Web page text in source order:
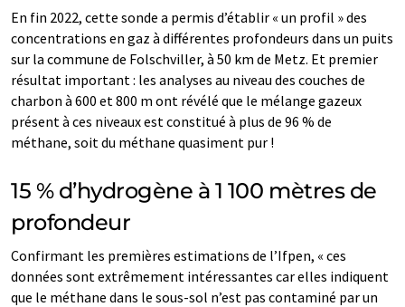
En fin 2022, cette sonde a permis d’établir « un profil » des
concentrations en gaz à différentes profondeurs dans un puits
sur la commune de Folschviller, à 50 km de Metz. Et premier
résultat important : les analyses au niveau des couches de
charbon à 600 et 800 m ont révélé que le mélange gazeux
présent à ces niveaux est constitué à plus de 96 % de
méthane, soit du méthane quasiment pur !
15 % d’hydrogène à 1 100 mètres de
profondeur
Confirmant les premières estimations de l’Ifpen, « ces
données sont extrêmement intéressantes car elles indiquent
que le méthane dans le sous-sol n’est pas contaminé par un